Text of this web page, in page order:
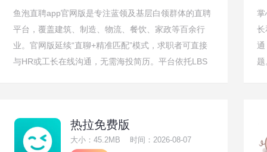
鱼泡直聘app官网版是专注蓝领及基层白领群体的直聘
平台，覆盖建筑、制造、物流、餐饮、家政等百余行
业。官网版延续“直聊+精准匹配”模式，求职者可直接
与HR或工长在线沟通，无需海投简历。平台依托LBS
找到靠谱工作，实现高效就业。
掌
长
通
热拉免费版
大小：45.2MB 时间：2026-08-07